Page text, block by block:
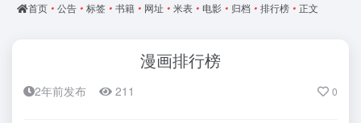
首页 • 公告 • 标签 • 书籍 • 网址 • 米表 • 电影 • 归档 • 排行榜 • 正文
漫画排行榜
2年前发布 211 0